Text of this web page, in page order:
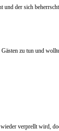
und der sich
zu tun und
verprellt wird,